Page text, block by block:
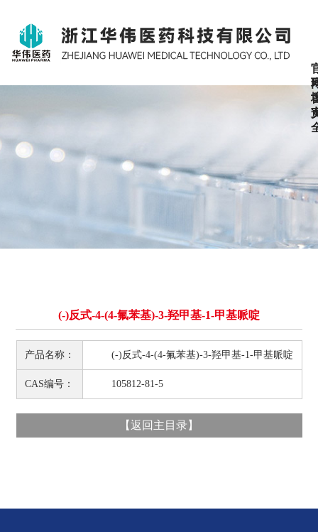
(-)反式-4-(4-氟苯基)-3-羟甲基-1-甲基哌啶
产品名称： (-)反式-4-(4-氟苯基)-3-羟甲基-1-甲基哌啶
CAS编号： 105812-81-5
【返回主目录 】